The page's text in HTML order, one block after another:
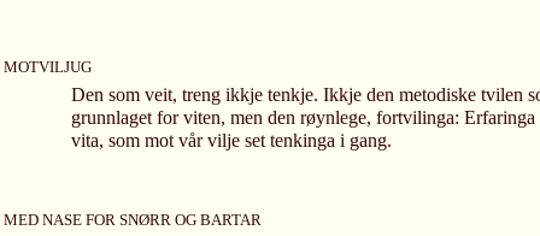
MOTVILJUG
Den som veit, treng ikkje tenkje. Ikkje den metodiske tvilen
grunnlaget for viten, men den røynlege, fortvilinga:
vita, som mot vår vilje set tenkinga i gang.
MED NASE FOR SNØRR OG BARTAR